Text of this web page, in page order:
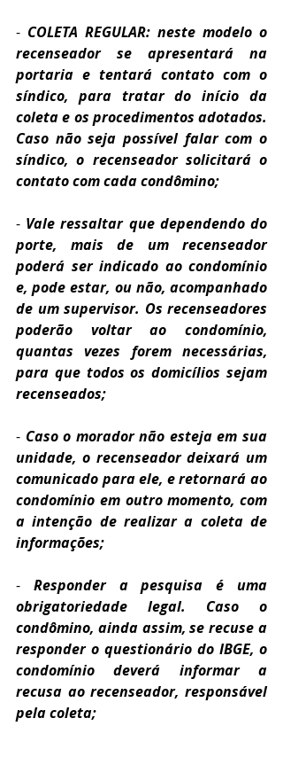
- COLETA REGULAR: neste modelo o
recenseador se apresentará na
portaria e tentará contato com o
síndico, para tratar do início da
coleta e os procedimentos adotados.
Caso não seja possível falar com o
síndico, o recenseador solicitará o
contato com cada condômino;
- Vale ressaltar que dependendo do
porte, mais de um recenseador
poderá ser indicado ao condomínio
e, pode estar, ou não, acompanhado
de um supervisor. Os recenseadores
poderão voltar ao condomínio,
quantas vezes forem necessárias,
para que todos os domicílios sejam
recenseados;
- Caso o morador não esteja em sua
unidade, o recenseador deixará um
comunicado para ele, e retornará ao
condomínio em outro momento, com
a intenção de realizar a coleta de
informações;
- Responder a pesquisa é uma
obrigatoriedade legal. Caso o
condômino, ainda assim, se recuse a
responder o questionário do IBGE, o
condomínio deverá informar a
recusa ao recenseador, responsável
pela coleta;